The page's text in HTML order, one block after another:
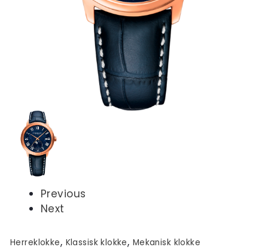
Previous
Next
Herreklokke, Klassisk klokke, Mekanisk klokke